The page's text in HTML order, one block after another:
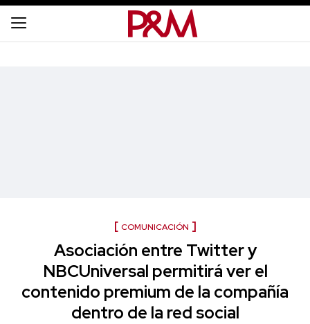
COMUNICACIÓN
Asociación entre Twitter y
NBCUniversal permitirá ver el
contenido premium de la compañía
dentro de la red social